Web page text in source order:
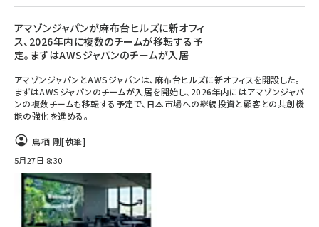
アマゾンジャパンが麻布台ヒルズに新オフィ
ス、2026年内に複数のチームが移転する予
定。まずはAWSジャパンのチームが入居
アマゾンジャパンとAWSジャパンは、麻布台ヒルズに新オフィスを開設した。
まずはAWSジャパンのチームが入居を開始し、2026年内にはアマゾンジャパ
ンの複数チームも移転する予定で、日本市場への継続投資と顧客との共創機
能の強化を進める。
鳥栖 剛[執筆]
5月27日 8:30